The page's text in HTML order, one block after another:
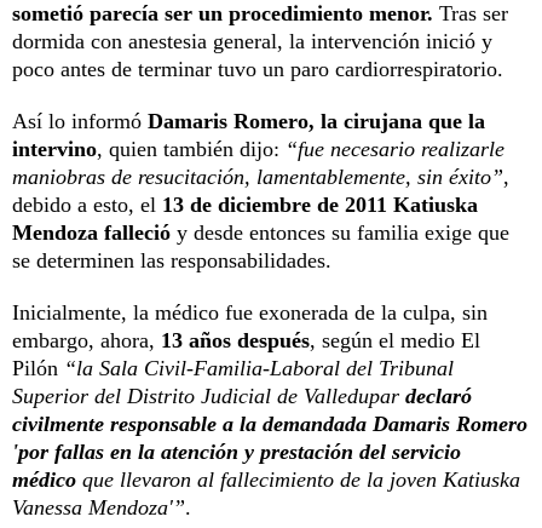
sometió parecía ser un procedimiento menor. Tras ser
dormida con anestesia general, la intervención inició y
poco antes de terminar tuvo un paro cardiorrespiratorio.
Así lo informó Damaris Romero, la cirujana que la
intervino, quien también dijo: “fue necesario realizarle
maniobras de resucitación, lamentablemente, sin éxito”,
debido a esto, el 13 de diciembre de 2011 Katiuska
Mendoza falleció y desde entonces su familia exige que
se determinen las responsabilidades.
Inicialmente, la médico fue exonerada de la culpa, sin
embargo, ahora, 13 años después, según el medio El
Pilón “la Sala Civil-Familia-Laboral del Tribunal
Superior del Distrito Judicial de Valledupar declaró
civilmente responsable a la demandada Damaris Romero
'por fallas en la atención y prestación del servicio
médico que llevaron al fallecimiento de la joven Katiuska
Vanessa Mendoza'”.